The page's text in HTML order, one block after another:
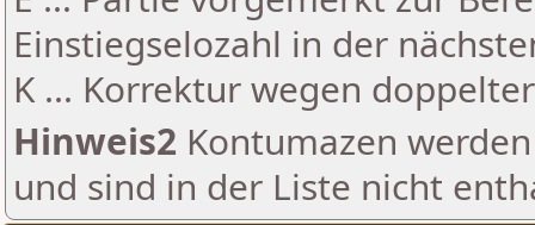
Einstiegselozahl in der
K ... Korrektur wegen
Hinweis2 Kontumazen
und sind in der Liste nicht